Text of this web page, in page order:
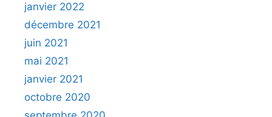
janvier 2022
décembre 2021
juin 2021
mai 2021
janvier 2021
octobre 2020